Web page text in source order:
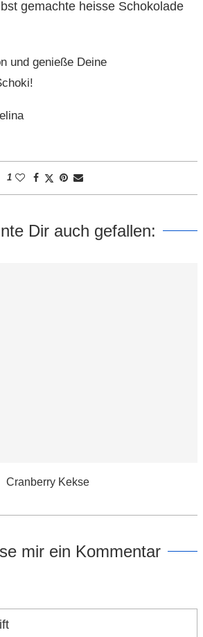
und genieße Deine
1
Dir auch gefallen:
Cranberry Kekse
mir ein Kommentar